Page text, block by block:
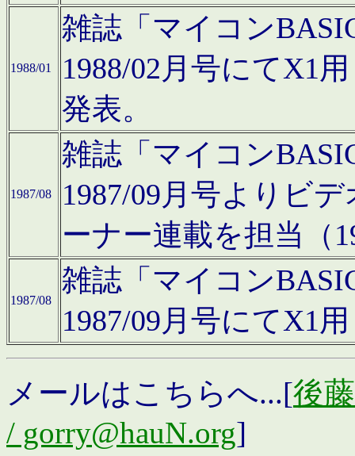
1988/01
雑誌「マイコン
1988/02月号にてX1
発表。
1987/08
雑誌「マイコン
1987/09月号よりビ
ーナー連載を担当（
1987/08
雑誌「マイコン
1987/09月号にてX1
メールはこちらへ...[後
/ gorry@hauN.org]